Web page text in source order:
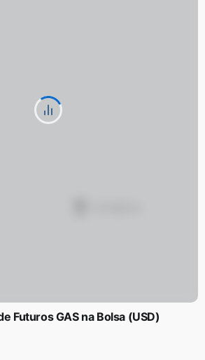
Futuros GAS na Bolsa (USD)